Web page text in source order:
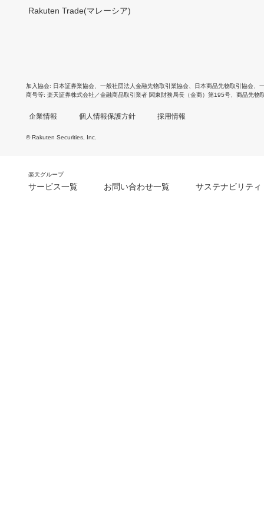
Rakuten Trade(マレーシア)
加入協会 日本証券業協会 一般社団法人金融先物取引業協会 日本商品先物取引協会
商号等 楽天証券株式会社／金融商品取引業者 関東財務局長（金商）第195号、商品先物
企業情報 個人情報保護方針 採用情報
© Rakuten Securities, Inc.
楽天グループ
サービス一覧 お問い合わせ一覧 サステナビリティ